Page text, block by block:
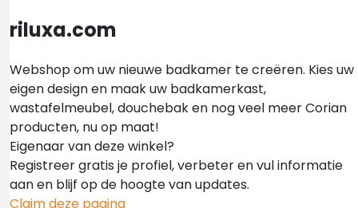
riluxa.com
Webshop om uw nieuwe badkamer te creëren. Kies uw
eigen design en maak uw badkamerkast,
wastafelmeubel, douchebak en nog veel meer Corian
producten, nu op maat!
Eigenaar van deze winkel?
Registreer gratis je profiel, verbeter en vul informatie
aan en blijf op de hoogte van updates.
Claim deze pagina